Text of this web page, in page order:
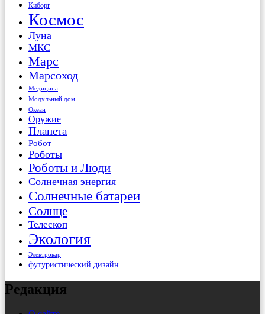
Киборг
Космос
Луна
МКС
Марс
Марсоход
Медицина
Модульный дом
Океан
Оружие
Планета
Робот
Роботы
Роботы и Люди
Солнечная энергия
Солнечные батареи
Солнце
Телескоп
Экология
Электрокар
футуристический дизайн
Редакция